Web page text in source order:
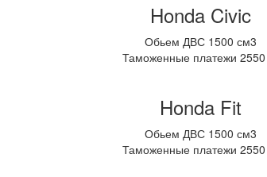
Honda Civic
Обьем ДВС 1500 см3
Таможенные платежи 2550
Honda Fit
Обьем ДВС 1500 см3
Таможенные платежи 2550